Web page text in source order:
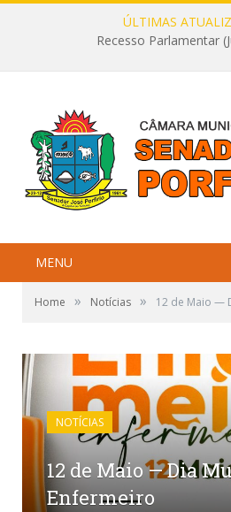
ÚLTIMAS
Recesso Parlamentar
MENU
Home » Notícias » 12 de Maio —
NOTÍCIAS
12 de Maio — Dia
Enfermeiro